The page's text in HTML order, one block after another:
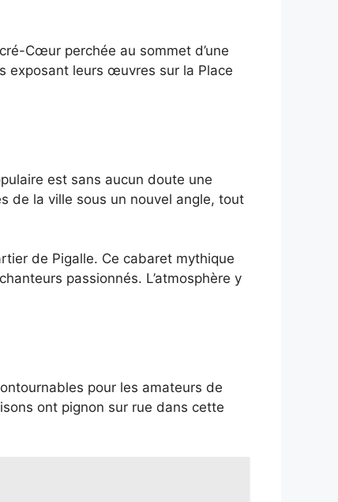
Cœur perchée au sommet d’une
exposant leurs œuvres sur la Place
est sans aucun doute une
de la ville sous un nouvel angle, tout
de Pigalle. Ce cabaret mythique
passionnés. L’atmosphère y
pour les amateurs de
ont pignon sur rue dans cette